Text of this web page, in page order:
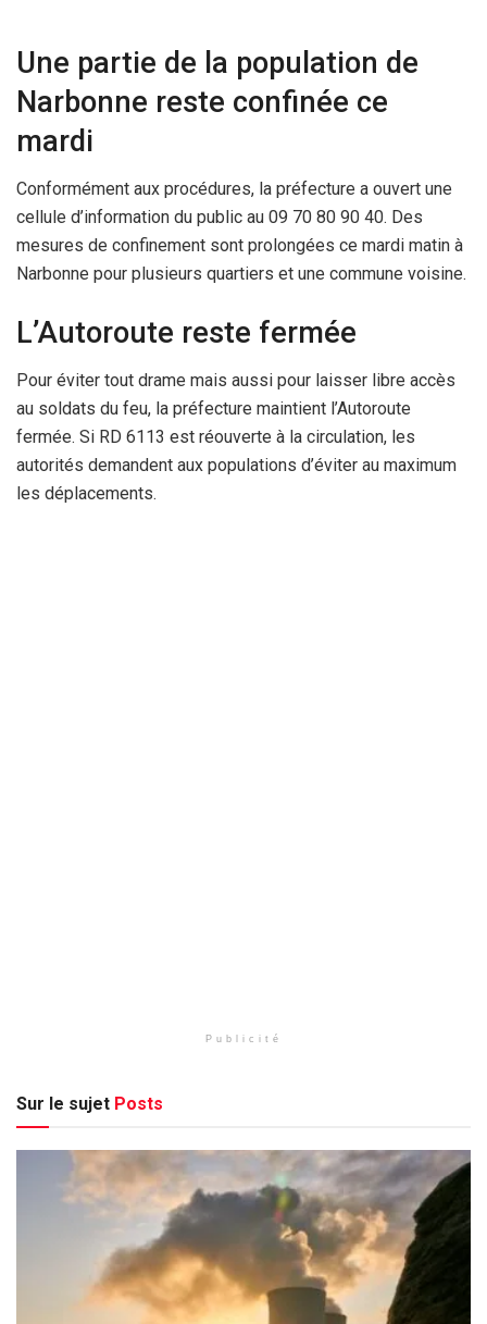
Une partie de la population de
Narbonne reste confinée ce
mardi
Conformément aux procédures, la préfecture a ouvert une
cellule d’information du public au 09 70 80 90 40. Des
mesures de confinement sont prolongées ce mardi matin à
Narbonne pour plusieurs quartiers et une commune voisine.
L’Autoroute reste fermée
Pour éviter tout drame mais aussi pour laisser libre accès
au soldats du feu, la préfecture maintient l’Autoroute
fermée. Si RD 6113 est réouverte à la circulation, les
autorités demandent aux populations d’éviter au maximum
les déplacements.
Publicité
Sur le sujet Posts